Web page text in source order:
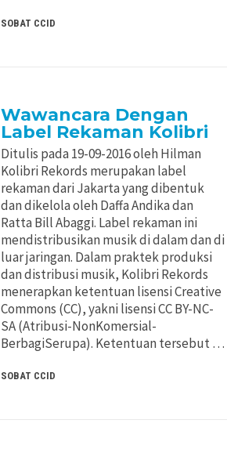
SOBAT CCID
Wawancara Dengan
Label Rekaman Kolibri
Ditulis pada 19-09-2016 oleh Hilman
Kolibri Rekords merupakan label
rekaman dari Jakarta yang dibentuk
dan dikelola oleh Daffa Andika dan
Ratta Bill Abaggi. Label rekaman ini
mendistribusikan musik di dalam dan di
luar jaringan. Dalam praktek produksi
dan distribusi musik, Kolibri Rekords
menerapkan ketentuan lisensi Creative
Commons (CC), yakni lisensi CC BY-NC-
SA (Atribusi-NonKomersial-
BerbagiSerupa). Ketentuan tersebut …
SOBAT CCID